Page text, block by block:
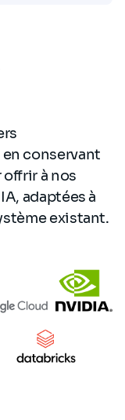
conservant
à nos
adaptées à
existant.